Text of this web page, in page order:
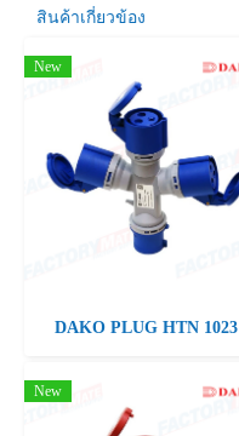
สินค้าเกี่ยวข้อง
New
DAKO PLUG HTN 1023
New